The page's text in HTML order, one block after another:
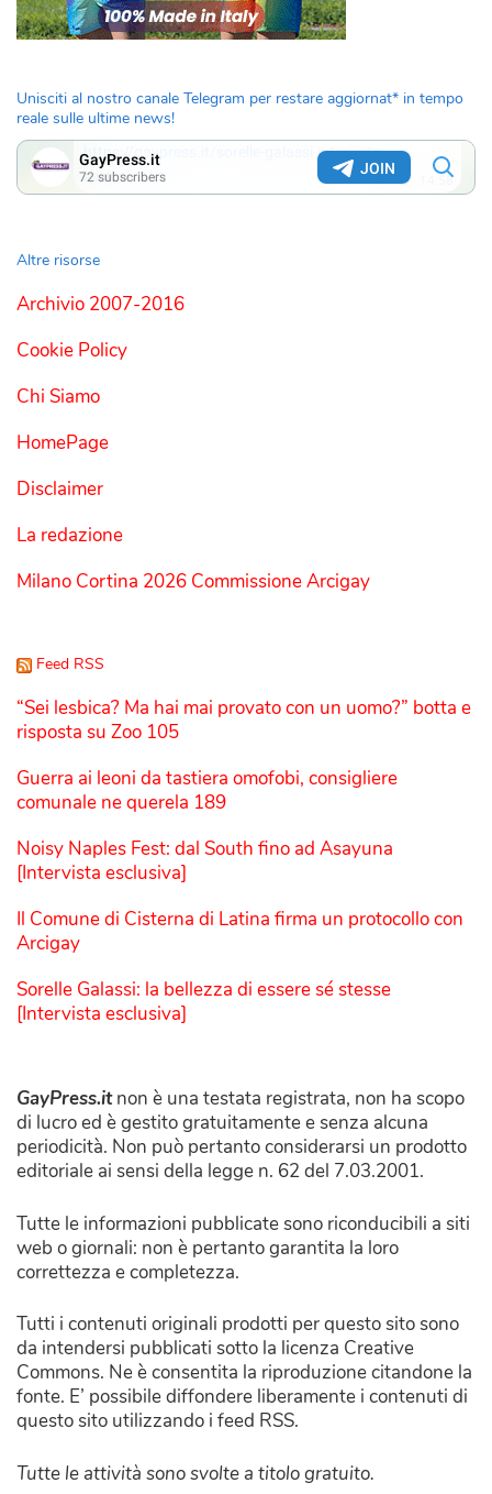
Unisciti al nostro canale Telegram per restare aggiornat* in tempo
reale sulle ultime news!
Altre risorse
Archivio 2007-2016
Cookie Policy
Chi Siamo
HomePage
Disclaimer
La redazione
Milano Cortina 2026 Commissione Arcigay
Feed RSS
“Sei lesbica? Ma hai mai provato con un uomo?” botta e
risposta su Zoo 105
Guerra ai leoni da tastiera omofobi, consigliere
comunale ne querela 189
Noisy Naples Fest: dal South fino ad Asayuna
[Intervista esclusiva]
Il Comune di Cisterna di Latina firma un protocollo con
Arcigay
Sorelle Galassi: la bellezza di essere sé stesse
[Intervista esclusiva]
GayPress.itnon è una testata registrata, non ha scopo
di lucro ed è gestito gratuitamente e senza alcuna
periodicità. Non può pertanto considerarsi un prodotto
editoriale ai sensi della legge n. 62 del 7.03.2001.
Tutte le informazioni pubblicate sono riconducibili a siti
web o giornali: non è pertanto garantita la loro
correttezza e completezza.
Tutti i contenuti originali prodotti per questo sito sono
da intendersi pubblicati sotto la licenza Creative
Commons. Ne è consentita la riproduzione citandone la
fonte. E’ possibile diffondere liberamente i contenuti di
questo sito utilizzando i feed RSS.
Tutte le attività sono svolte a titolo gratuito.